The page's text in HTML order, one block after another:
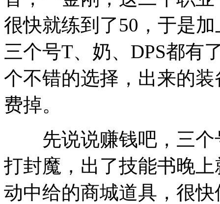
很快就练到了50，于是
三个号T、奶、DPS都有
个不错的选择，出来的
费掉。
先说说赚钱吧，三个
打封魔，出了技能书晚
动中给的商城道具，很